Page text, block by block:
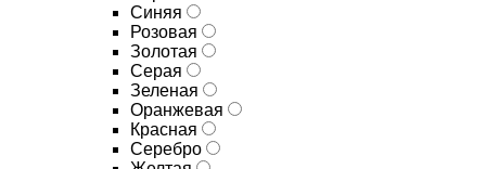
Синяя
Розовая
Золотая
Серая
Зеленая
Оранжевая
Красная
Серебро